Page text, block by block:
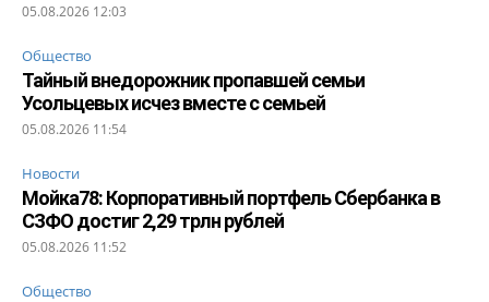
05.08.2026 12:03
Общество
Тайный внедорожник пропавшей семьи
Усольцевых исчез вместе с семьей
05.08.2026 11:54
Новости
Мойка78: Корпоративный портфель Сбербанка в
СЗФО достиг 2,29 трлн рублей
05.08.2026 11:52
Общество